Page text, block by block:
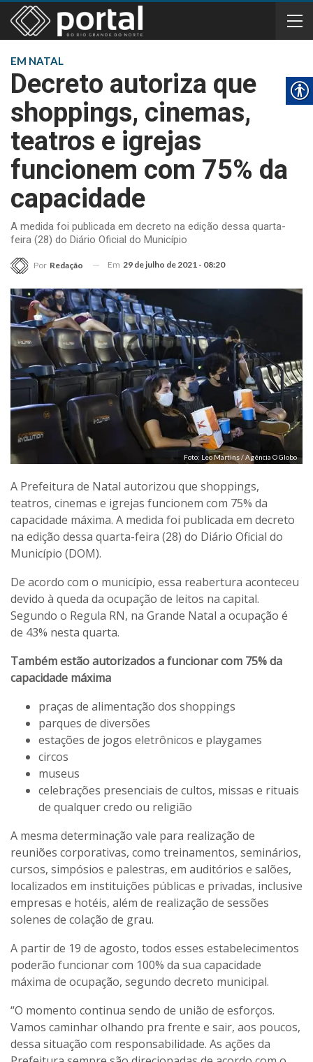
EM NATAL
Decreto autoriza que
shoppings, cinemas,
teatros e igrejas
funcionem com 75% da
capacidade
A medida foi publicada em decreto na edição dessa quarta-
feira (28) do Diário Oficial do Município
Por Redação Em 29 de julho de 2021 - 08:20
Foto: Leo Martins / Agência O Globo
A Prefeitura de Natal autorizou que shoppings,
teatros, cinemas e igrejas funcionem com 75% da
capacidade máxima. A medida foi publicada em decreto
na edição dessa quarta-feira (28) do Diário Oficial do
Município (DOM).
De acordo com o município, essa reabertura aconteceu
devido à queda da ocupação de leitos na capital.
Segundo o Regula RN, na Grande Natal a ocupação é
de 43% nesta quarta.
Também estão autorizados a funcionar com 75% da
capacidade máxima
praças de alimentação dos shoppings
parques de diversões
estações de jogos eletrônicos e playgames
circos
museus
celebrações presenciais de cultos, missas e rituais
de qualquer credo ou religião
A mesma determinação vale para realização de
reuniões corporativas, como treinamentos, seminários,
cursos, simpósios e palestras, em auditórios e salões,
localizados em instituições públicas e privadas, inclusive
empresas e hotéis, além de realização de sessões
solenes de colação de grau.
A partir de 19 de agosto, todos esses estabelecimentos
poderão funcionar com 100% da sua capacidade
máxima de ocupação, segundo decreto municipal.
“O momento continua sendo de união de esforços.
Vamos caminhar olhando pra frente e sair, aos poucos,
dessa situação com responsabilidade. As ações da